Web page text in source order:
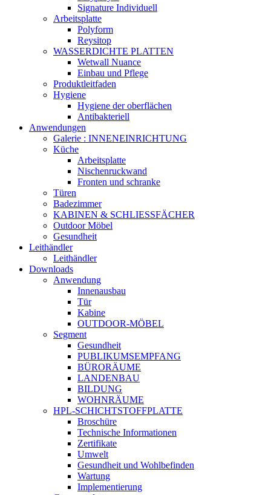
Signature Individuell
Arbeitsplatte
Polyform
Reysitop
WASSERDICHTE PLATTEN
Wetwall Nuance
Einbau und Pflege
Produktleitfaden
Hygiene
Hygiene der oberflächen
Antibakteriell
Anwendungen
Galerie : INNENEINRICHTUNG
Küche
Arbeitsplatte
Nischenruckwand
Fronten und schranke
Türen
Badezimmer
KABINEN & SCHLIESSFÄCHER
Outdoor Möbel
Gesundheit
Leithändler
Leithändler
Downloads
Anwendung
Innenausbau
Tür
Kabine
OUTDOOR-MÖBEL
Segment
Gesundheit
PUBLIKUMSEMPFANG
BÜRORÄUME
LANDENBAU
BILDUNG
WOHNRÄUME
HPL-SCHICHTSTOFFPLATTE
Broschüre
Technische Informationen
Zertifikate
Umwelt
Gesundheit und Wohlbefinden
Wartung
Implementierung